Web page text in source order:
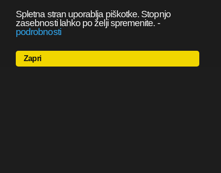
Spletna stran uporablja piškotke. Stopnjo
zasebnosti lahko po želji spremenite. -
podrobnosti
Zapri